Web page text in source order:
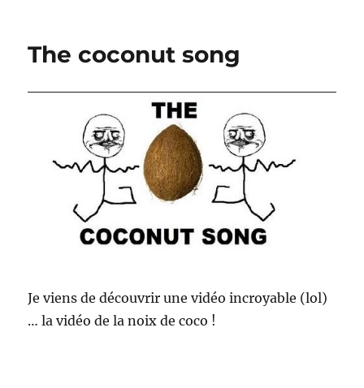
neuve
The coconut song
Je viens de découvrir une vidéo incroyable (lol)
… la vidéo de la noix de coco !